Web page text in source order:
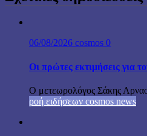
06/08/2026 cosmos 0
Οι πρώτες εκτιμήσεις για
Ο μετεωρολόγος Σάκης
ροή ειδήσεων cosmos news